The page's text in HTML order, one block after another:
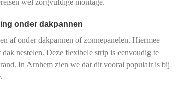
onder dakpannen
af onder dakpannen of zonnepanelen. Hiermee
nestelen. Deze flexibele strip is eenvoudig te
In Arnhem zien we dat dit vooral populair is bij